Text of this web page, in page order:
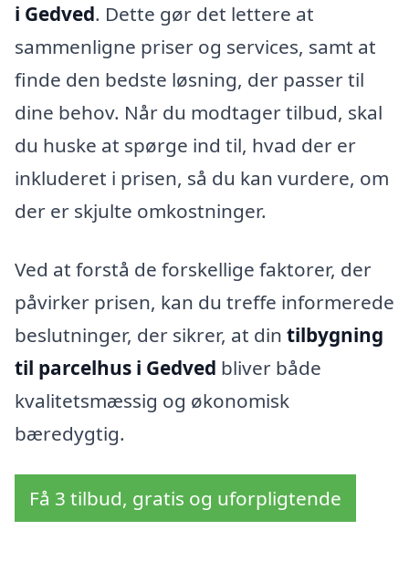
i Gedved. Dette gør det lettere at
sammenligne priser og services, samt at
finde den bedste løsning, der passer til
dine behov. Når du modtager tilbud, skal
du huske at spørge ind til, hvad der er
inkluderet i prisen, så du kan vurdere, om
der er skjulte omkostninger.
Ved at forstå de forskellige faktorer, der
påvirker prisen, kan du treffe informerede
beslutninger, der sikrer, at din tilbygning
til parcelhus i Gedved bliver både
kvalitetsmæssig og økonomisk
bæredygtig.
Få 3 tilbud, gratis og uforpligtende